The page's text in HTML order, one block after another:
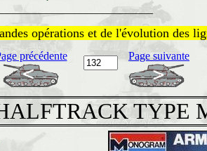
opérations et de l'évolution des
précédente Page suivante
TYPE